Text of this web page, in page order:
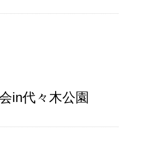
in代々木公園